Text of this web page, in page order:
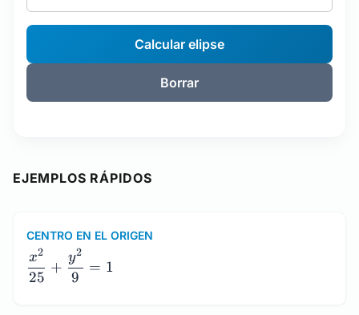
Calcular elipse
Borrar
EJEMPLOS RÁPIDOS
CENTRO EN EL ORIGEN
\dfrac{x^2}
{25} +
\dfrac{y^2}
25
x2
+
9
y2
= 1